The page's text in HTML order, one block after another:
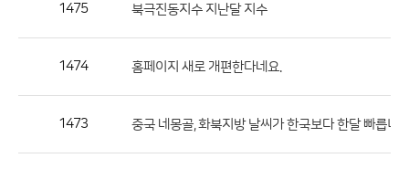
1475 북극진동지수 지난달 지수
1474 홈페이지 새로 개편한다네요.
1473 중국 네몽골, 화북지방 날씨가 한국보다 한달 빠릅니